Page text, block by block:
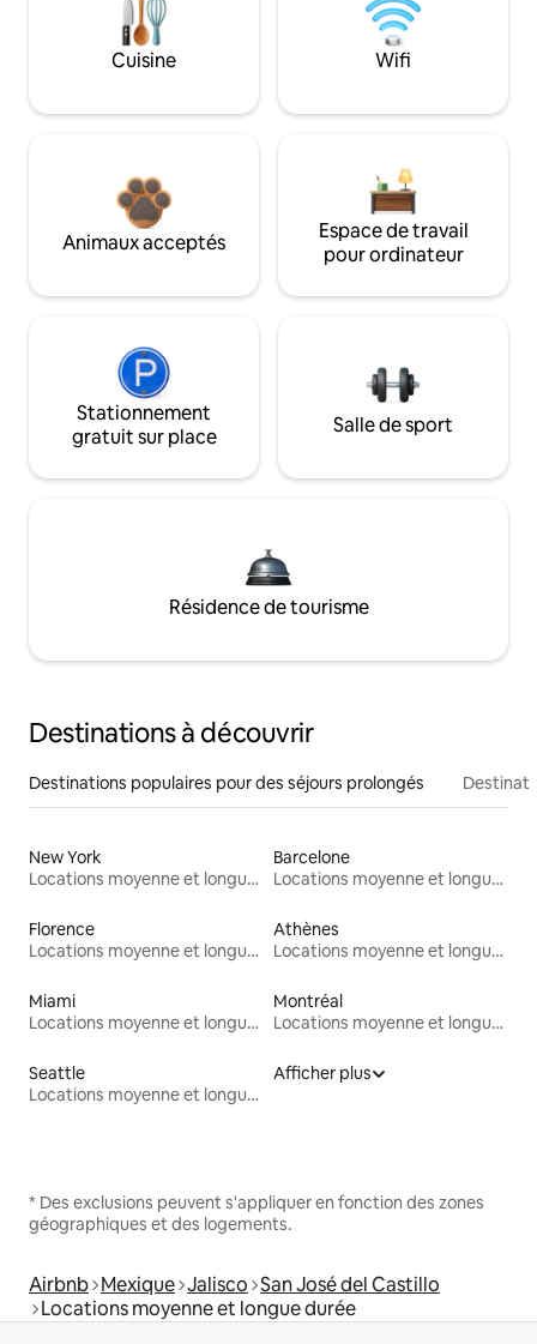
Cuisine Wifi
Animaux acceptés
Espace de travail
pour ordinateur
Stationnement
gratuit sur place
Salle de sport
Résidence de tourisme
Destinations à découvrir
Destinations populaires pour des séjours prolongés
New York
Locations moyenne et longue durée
Barcelone
Locations moyenne et longue durée
Florence
Locations moyenne et longue durée
Athènes
Locations moyenne et longue durée
Miami
Locations moyenne et longue durée
Montréal
Locations moyenne et longue durée
Seattle
Locations moyenne et longue durée
Afficher plus
* Des exclusions peuvent s'appliquer en fonction des zones
géographiques et des logements.
Airbnb Mexique Jalisco San José del Castillo
Locations moyenne et longue durée